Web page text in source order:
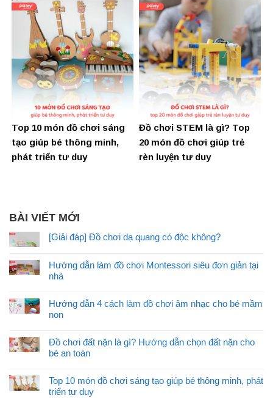
Top 10 món đồ chơi sáng
tạo giúp bé thông minh,
phát triển tư duy
Đồ chơi STEM là gì? Top
20 món đồ chơi giúp trẻ
rèn luyện tư duy
BÀI VIẾT MỚI
[Giải đáp] Đồ chơi dạ quang có độc không?
Hướng dẫn làm đồ chơi Montessori siêu đơn giản tại
nhà
Hướng dẫn 4 cách làm đồ chơi âm nhạc cho bé mầm
non
Đồ chơi đất nặn là gì? Hướng dẫn chọn đất nặn cho
bé an toàn
Top 10 món đồ chơi sáng tạo giúp bé thông minh, phát
triển tư duy